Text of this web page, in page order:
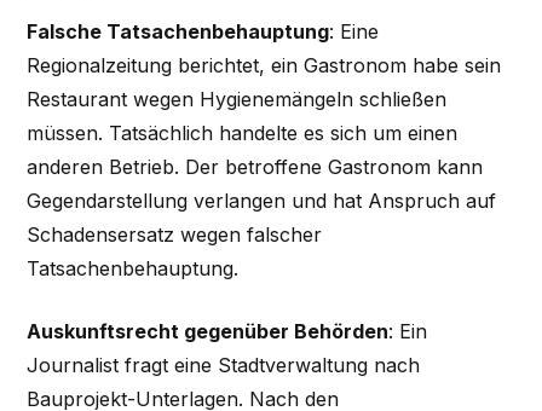
Falsche Tatsachenbehauptung: Eine
Regionalzeitung berichtet, ein Gastronom habe sein
Restaurant wegen Hygienemängeln schließen
müssen. Tatsächlich handelte es sich um einen
anderen Betrieb. Der betroffene Gastronom kann
Gegendarstellung verlangen und hat Anspruch auf
Schadensersatz wegen falscher
Tatsachenbehauptung.
Auskunftsrecht gegenüber Behörden: Ein
Journalist fragt eine Stadtverwaltung nach
Bauprojekt-Unterlagen. Nach den